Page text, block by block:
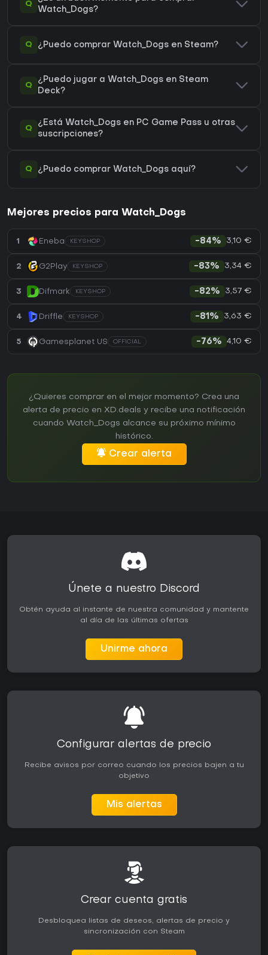
Q
Watch_Dogs?
Q ¿Puedo comprar Watch_Dogs en Steam?
Q
¿Puedo jugar a Watch_Dogs en Steam
Deck?
Q
¿Está Watch_Dogs en PC Game Pass u otras
suscripciones?
Q ¿Puedo comprar Watch_Dogs aquí?
Mejores precios para Watch_Dogs
1 Eneba KEYSHOP -84% 3,10 €
2 G2Play KEYSHOP -83% 3,34 €
3 Difmark KEYSHOP -82% 3,57 €
4 Driffle KEYSHOP -81% 3,63 €
5 Gamesplanet US OFFICIAL -76% 4,10 €
¿Quieres comprar en el mejor momento? Crea una
alerta de precio en XD.deals y recibe una notificación
cuando Watch_Dogs alcance su próximo mínimo
histórico.
Crear alerta
Únete a nuestro Discord
Obtén ayuda al instante de nuestra comunidad y mantente
al día de las últimas ofertas
Unirme ahora
Configurar alertas de precio
Recibe avisos por correo cuando los precios bajen a tu
objetivo
Mis alertas
Crear cuenta gratis
Desbloquea listas de deseos, alertas de precio y
sincronización con Steam